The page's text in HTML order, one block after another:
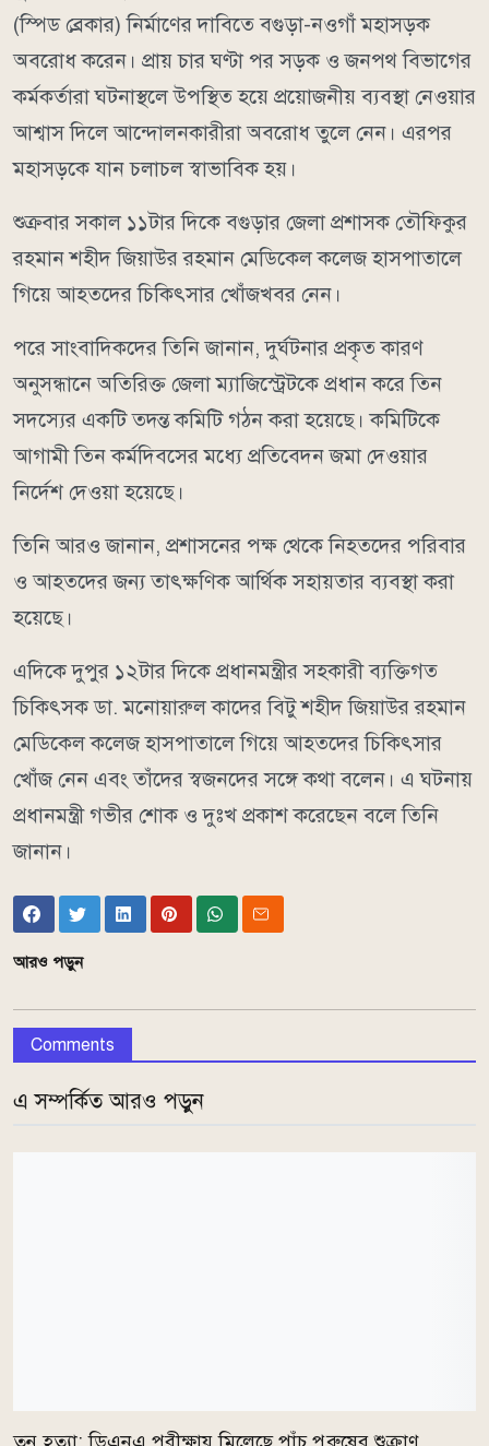
(স্পিড ব্রেকার) নির্মাণের দাবিতে বগুড়া-নওগাঁ মহাসড়ক
অবরোধ করেন। প্রায় চার ঘণ্টা পর সড়ক ও জনপথ বিভাগের
কর্মকর্তারা ঘটনাস্থলে উপস্থিত হয়ে প্রয়োজনীয় ব্যবস্থা নেওয়ার
আশ্বাস দিলে আন্দোলনকারীরা অবরোধ তুলে নেন। এরপর
মহাসড়কে যান চলাচল স্বাভাবিক হয়।
শুক্রবার সকাল ১১টার দিকে বগুড়ার জেলা প্রশাসক তৌফিকুর
রহমান শহীদ জিয়াউর রহমান মেডিকেল কলেজ হাসপাতালে
গিয়ে আহতদের চিকিৎসার খোঁজখবর নেন।
পরে সাংবাদিকদের তিনি জানান, দুর্ঘটনার প্রকৃত কারণ
অনুসন্ধানে অতিরিক্ত জেলা ম্যাজিস্ট্রেটকে প্রধান করে তিন
সদস্যের একটি তদন্ত কমিটি গঠন করা হয়েছে। কমিটিকে
আগামী তিন কর্মদিবসের মধ্যে প্রতিবেদন জমা দেওয়ার
নির্দেশ দেওয়া হয়েছে।
তিনি আরও জানান, প্রশাসনের পক্ষ থেকে নিহতদের পরিবার
ও আহতদের জন্য তাৎক্ষণিক আর্থিক সহায়তার ব্যবস্থা করা
হয়েছে।
এদিকে দুপুর ১২টার দিকে প্রধানমন্ত্রীর সহকারী ব্যক্তিগত
চিকিৎসক ডা. মনোয়ারুল কাদের বিটু শহীদ জিয়াউর রহমান
মেডিকেল কলেজ হাসপাতালে গিয়ে আহতদের চিকিৎসার
খোঁজ নেন এবং তাঁদের স্বজনদের সঙ্গে কথা বলেন। এ ঘটনায়
প্রধানমন্ত্রী গভীর শোক ও দুঃখ প্রকাশ করেছেন বলে তিনি
জানান।
আরও পড়ুন
Comments
এ সম্পর্কিত আরও পড়ুন